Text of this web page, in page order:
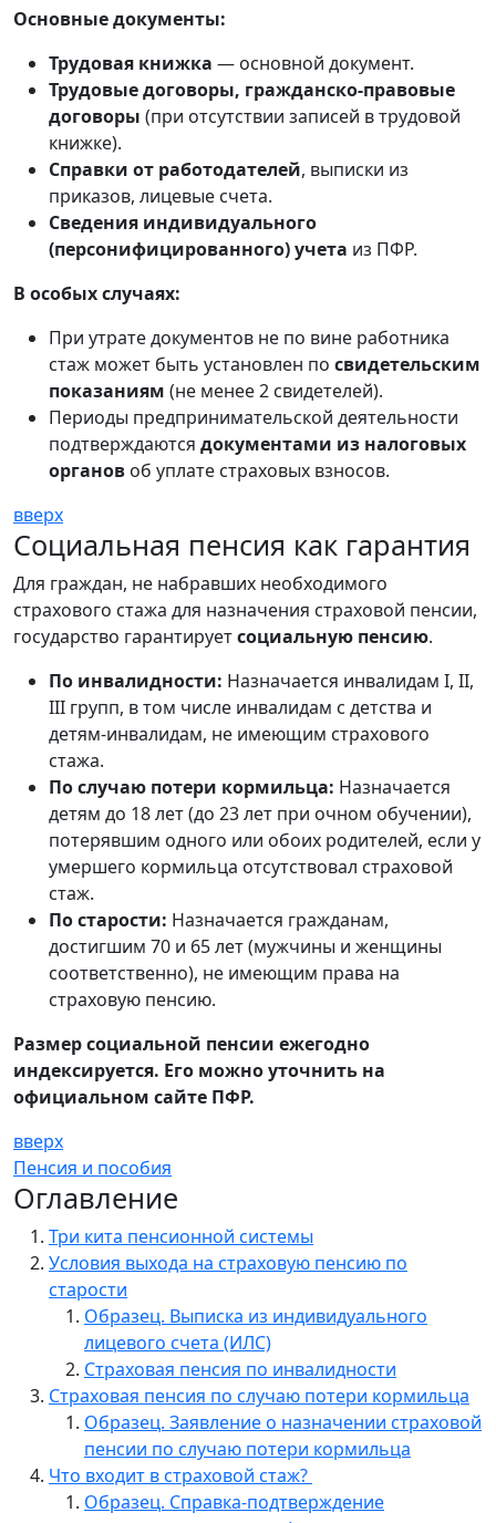
Основные документы:
Трудовая книжка — основной документ.
Трудовые договоры, гражданско-правовые
договоры (при отсутствии записей в трудовой
книжке).
Справки от работодателей, выписки из
приказов, лицевые счета.
Сведения индивидуального
(персонифицированного) учета из ПФР.
В особых случаях:
При утрате документов не по вине работника
стаж может быть установлен по свидетельским
показаниям (не менее 2 свидетелей).
Периоды предпринимательской деятельности
подтверждаются документами из налоговых
органов об уплате страховых взносов.
вверх
Социальная пенсия как гарантия
Для граждан, не набравших необходимого
страхового стажа для назначения страховой пенсии,
государство гарантируетсоциальную пенсию.
По инвалидности: Назначается инвалидам I, II,
III групп, в том числе инвалидам с детства и
детям-инвалидам, не имеющим страхового
стажа.
По случаю потери кормильца: Назначается
детям до 18 лет (до 23 лет при очном обучении),
потерявшим одного или обоих родителей, если у
умершего кормильца отсутствовал страховой
стаж.
По старости: Назначается гражданам,
достигшим 70 и 65 лет (мужчины и женщины
соответственно), не имеющим права на
страховую пенсию.
Размер социальной пенсии ежегодно
индексируется. Его можно уточнить на
официальном сайте ПФР.
вверх
Пенсия и пособия
Оглавление
Три кита пенсионной системы
Условия выхода на страховую пенсию по
старости
Образец. Выписка из индивидуального
лицевого счета (ИЛС)
Страховая пенсия по инвалидности
Страховая пенсия по случаю потери кормильца
Образец. Заявление о назначении страховой
пенсии по случаю потери кормильца
Что входит в страховой стаж?
Образец. Справка-подтверждение